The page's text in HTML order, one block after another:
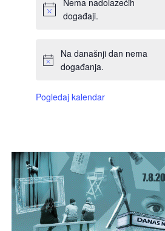
Nema nadolazećih
događaji.
Na današnji dan nema
događanja.
Pogledaj kalendar